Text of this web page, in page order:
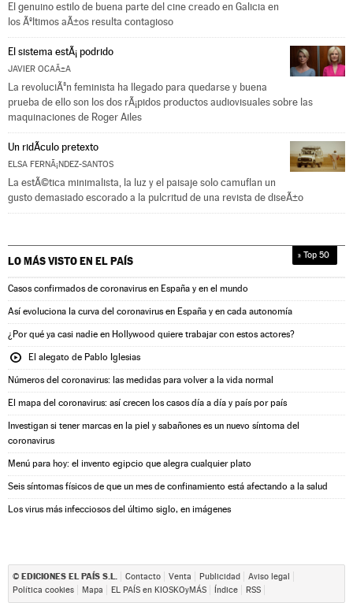
El genuino estilo de buena parte del cine creado en Galicia en
los Ãºltimos aÃ±os resulta contagioso
El sistema estÃ¡ podrido
JAVIER OCAÃ±A
La revoluciÃ³n feminista ha llegado para quedarse y buena
prueba de ello son los dos rÃ¡pidos productos audiovisuales sobre las
maquinaciones de Roger Ailes
Un ridÃ­culo pretexto
ELSA FERNÃ¡NDEZ-SANTOS
La estÃ©tica minimalista, la luz y el paisaje solo camuflan un
gusto demasiado escorado a la pulcritud de una revista de diseÃ±o
LO MÁS VISTO EN EL PAÍS » Top 50
Casos confirmados de coronavirus en España y en el mundo
Así evoluciona la curva del coronavirus en España y en cada autonomía
¿Por qué ya casi nadie en Hollywood quiere trabajar con estos actores?
El alegato de Pablo Iglesias
Números del coronavirus: las medidas para volver a la vida normal
El mapa del coronavirus: así crecen los casos día a día y país por país
Investigan si tener marcas en la piel y sabañones es un nuevo síntoma del
coronavirus
Menú para hoy: el invento egipcio que alegra cualquier plato
Seis síntomas físicos de que un mes de confinamiento está afectando a la salud
Los virus más infecciosos del último siglo, en imágenes
© EDICIONES EL PAÍS S.L. Contacto Venta Publicidad
Aviso legal
Política cookies
Mapa EL PAÍS en KIOSKOyMÁS Índice RSS